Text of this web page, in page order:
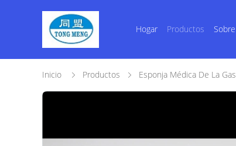
Hogar Productos
Inicio Productos Esponja Médica De La